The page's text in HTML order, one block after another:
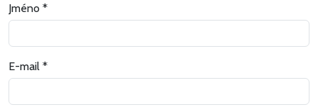
Jméno *
E-mail *